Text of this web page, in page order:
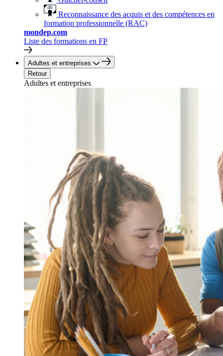
Reconnaissance des acquis et des compétences en
formation professionnelle (RAC)
mondep.com
Liste des formations en FP
Adultes et entreprises
Retour
Adultes et entreprises